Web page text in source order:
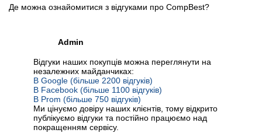
Де можна ознайомитися з відгуками про CompBest?
Admin
Відгуки наших покупців можна переглянути на
незалежних майданчиках:
В Google (більше 2200 відгуків)
В Facebook (більше 1100 відгуків)
В Prom (більше 750 відгуків)
Ми цінуємо довіру наших клієнтів, тому відкрито
публікуємо відгуки та постійно працюємо над
покращенням сервісу.